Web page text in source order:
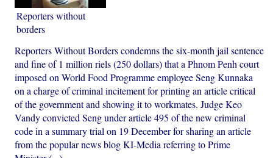
Reporters without
borders
Reporters Without Borders condemns the six-month jail sentence
and fine of 1 million riels (250 dollars) that a Phnom Penh court
imposed on World Food Programme employee Seng Kunnaka
on a charge of criminal incitement for printing an article critical
of the government and showing it to workmates. Judge Keo
Vandy convicted Seng under article 495 of the new criminal
code in a summary trial on 19 December for sharing an article
from the popular news blog KI-Media referring to Prime